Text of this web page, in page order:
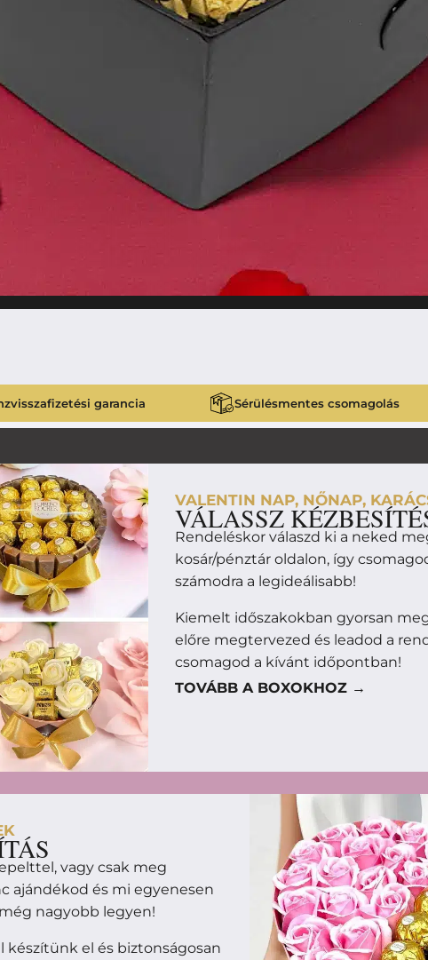
garancia Sérülésmentes csomagolás
VALENTIN NAP, NŐNAP,
VÁLASSZ
Rendeléskor válaszd ki a neked
kosár/pénztár oldalon, így
számodra a legideálisabb!
Kiemelt időszakokban gyorsan
előre megtervezed és leadod a
csomagod a kívánt időpontban!
TOVÁBB A BOXOKHOZ →
vagy csak meg
ajándékod és mi egyenesen
nagyobb legyen!
el és biztonságosan